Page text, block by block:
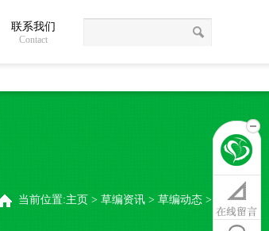
关于我们 稻夫草编制品厂
联系我们
Contact
当前位置:主页 > 草编资讯 > 草编动态 >